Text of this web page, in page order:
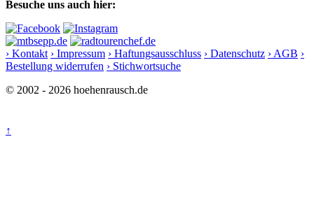
Besuche uns auch hier:
› Kontakt › Impressum › Haftungsausschluss › Datenschutz › AGB ›
Bestellung widerrufen › Stichwortsuche
© 2002 - 2026 hoehenrausch.de
↑